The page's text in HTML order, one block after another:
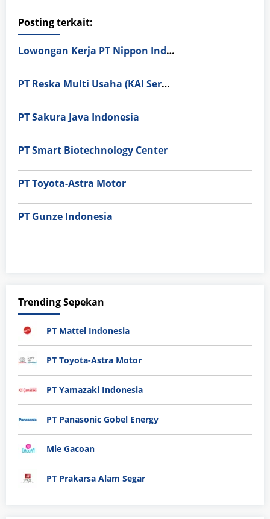
Posting terkait:
Lowongan Kerja PT Nippon Indosari Corpindo Tbk. Bulan Agustus 2026
PT Reska Multi Usaha (KAI Services)
PT Sakura Java Indonesia
PT Smart Biotechnology Center
PT Toyota-Astra Motor
PT Gunze Indonesia
Trending Sepekan
PT Mattel Indonesia
PT Toyota-Astra Motor
PT Yamazaki Indonesia
PT Panasonic Gobel Energy
Mie Gacoan
PT Prakarsa Alam Segar